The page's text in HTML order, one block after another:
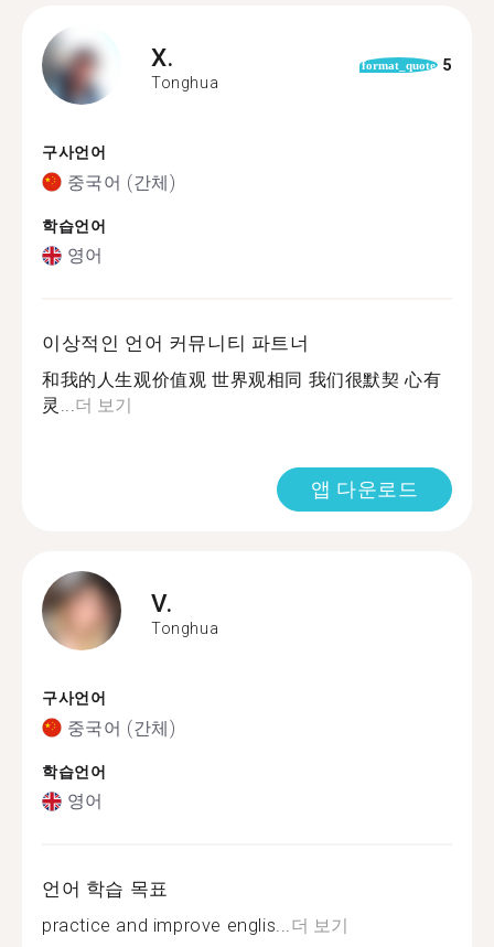
X.
Tonghua
format_quote 5
구사언어
중국어 (간체)
학습언어
영어
이상적인 언어 커뮤니티 파트너
和我的人生观价值观 世界观相同 我们很默契 心有
灵...더 보기
앱 다운로드
V.
Tonghua
구사언어
중국어 (간체)
학습언어
영어
언어 학습 목표
practice and improve englis...더 보기